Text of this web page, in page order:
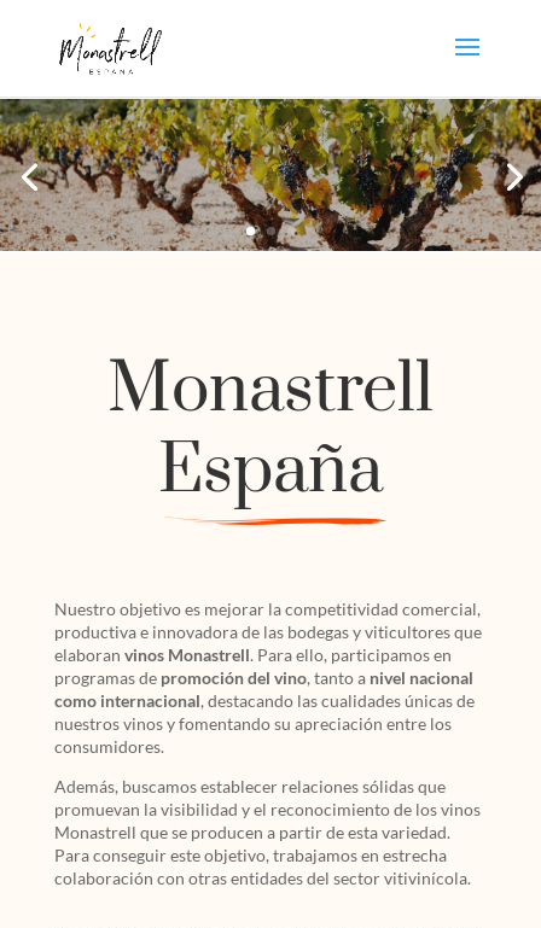
Monastrell
España
Nuestro objetivo es mejorar la competitividad comercial,
productiva e innovadora de las bodegas y viticultores que
elaboran vinos Monastrell. Para ello, participamos en
programas de promoción del vino, tanto a nivel nacional
como internacional, destacando las cualidades únicas de
nuestros vinos y fomentando su apreciación entre los
consumidores.
Además, buscamos establecer relaciones sólidas que
promuevan la visibilidad y el reconocimiento de los vinos
Monastrell que se producen a partir de esta variedad.
Para conseguir este objetivo, trabajamos en estrecha
colaboración con otras entidades del sector vitivinícola.